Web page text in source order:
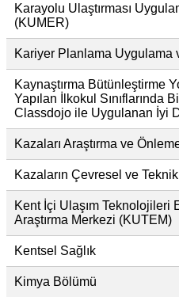
Karayolu Ulaştırması
(KUMER)
Kariyer Planlama Uygulama
Kaynaştırma Bütünleştirme
Yapılan İlkokul Sınıflarında
Classdojo ile Uygulanan İyi
Kazaları Araştırma ve
Kazaların Çevresel ve Teknik
Kent İçi Ulaşım
Araştırma Merkezi (KUTEM)
Kentsel Sağlık
Kimya Bölümü